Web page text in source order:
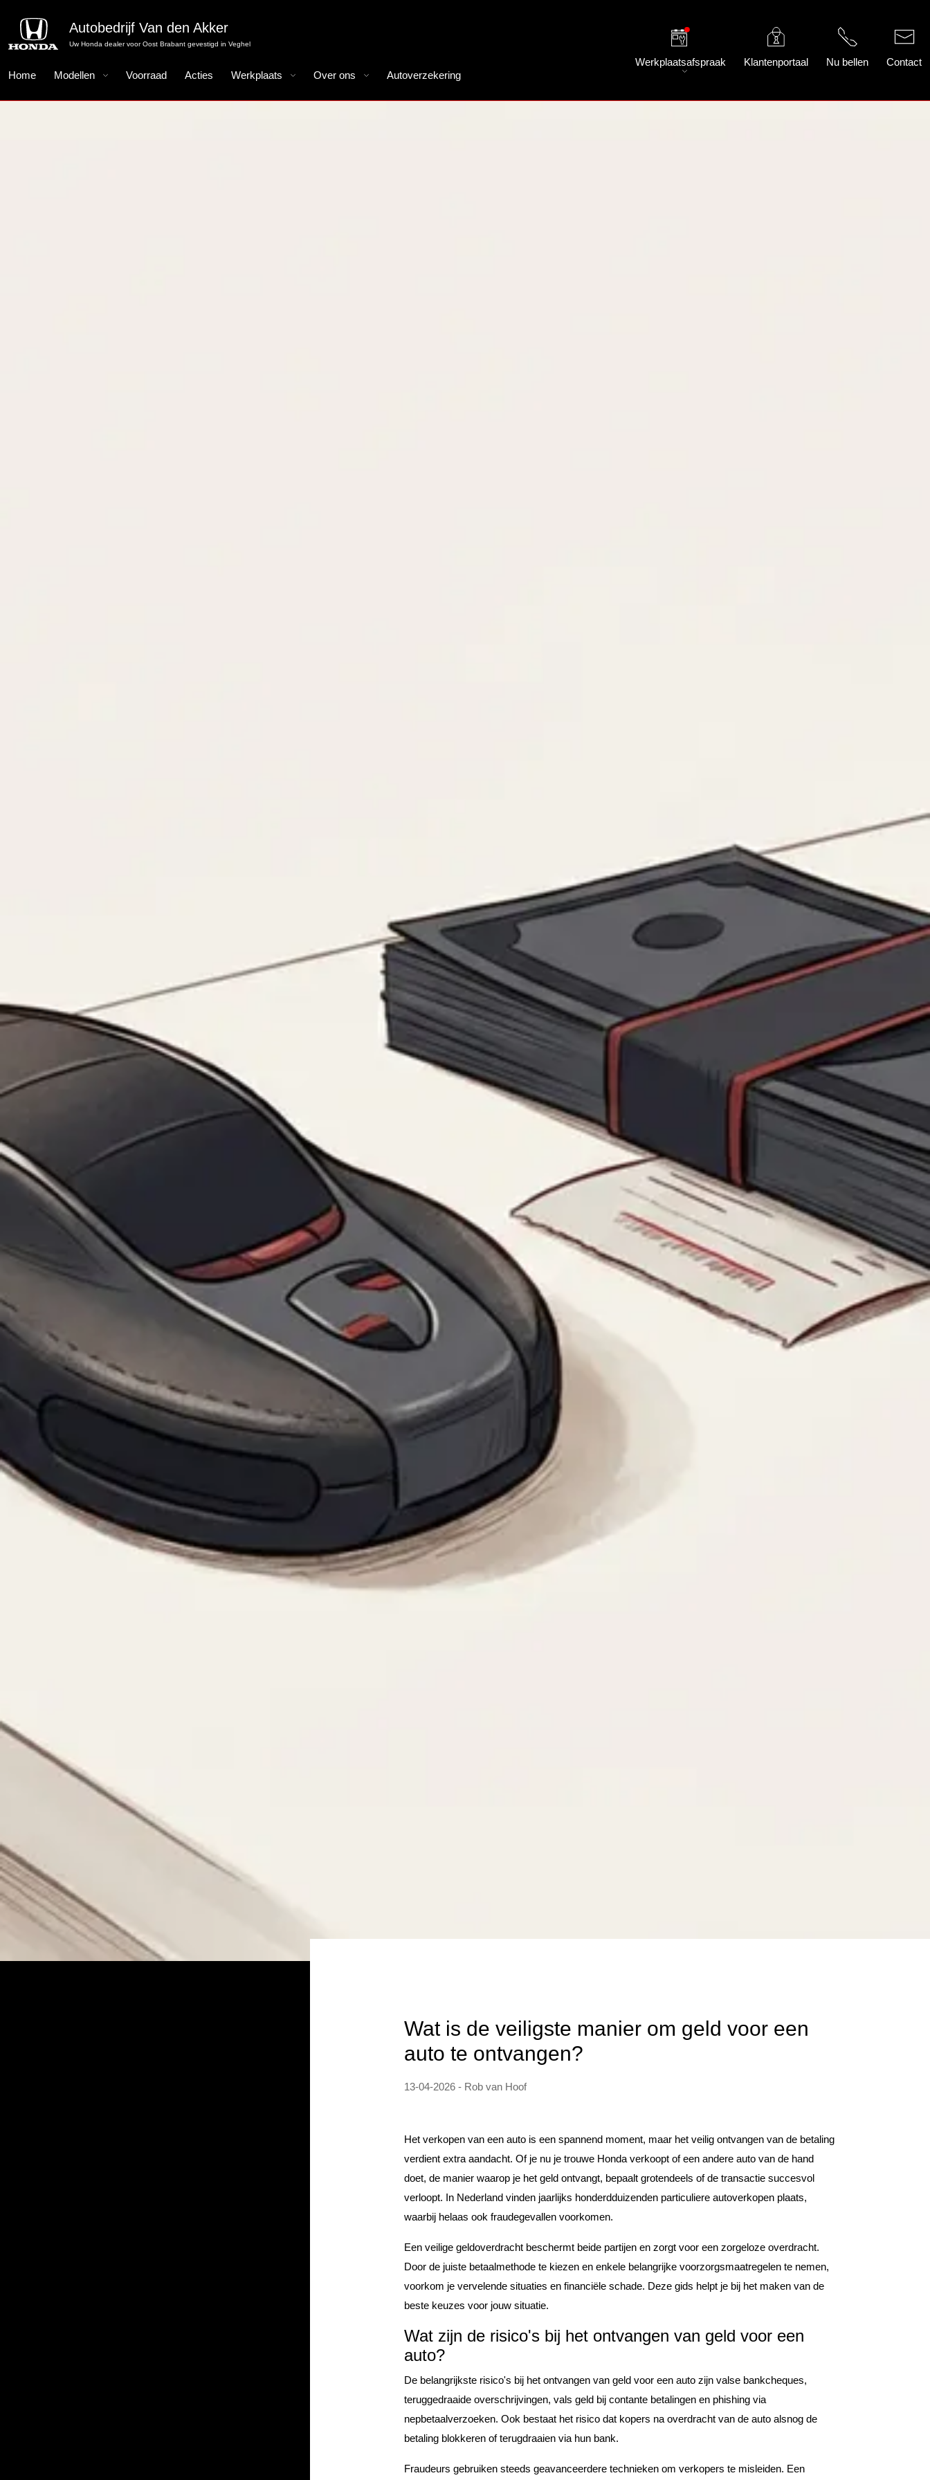
Autobedrijf Van den Akker
Uw Honda dealer voor Oost Brabant gevestigd in Veghel
Home Modellen Voorraad Acties Werkplaats Over ons Autoverzekering
Werkplaatsafspraak Klantenportaal Nu bellen Contact
Wat is de veiligste manier om geld voor een
auto te ontvangen?
13-04-2026 - Rob van Hoof
Het verkopen van een auto is een spannend moment, maar het veilig ontvangen van de betaling
verdient extra aandacht. Of je nu je trouwe Honda verkoopt of een andere auto van de hand
doet, de manier waarop je het geld ontvangt, bepaalt grotendeels of de transactie succesvol
verloopt. In Nederland vinden jaarlijks honderdduizenden particuliere autoverkopen plaats,
waarbij helaas ook fraudegevallen voorkomen.
Een veilige geldoverdracht beschermt beide partijen en zorgt voor een zorgeloze overdracht.
Door de juiste betaalmethode te kiezen en enkele belangrijke voorzorgsmaatregelen te nemen,
voorkom je vervelende situaties en financiële schade. Deze gids helpt je bij het maken van de
beste keuzes voor jouw situatie.
Wat zijn de risico's bij het ontvangen van geld voor een
auto?
De belangrijkste risico's bij het ontvangen van geld voor een auto zijn valse bankcheques,
teruggedraaide overschrijvingen, vals geld bij contante betalingen en phishing via
nepbetaalverzoeken. Ook bestaat het risico dat kopers na overdracht van de auto alsnog de
betaling blokkeren of terugdraaien via hun bank.
Fraudeurs gebruiken steeds geavanceerdere technieken om verkopers te misleiden. Een